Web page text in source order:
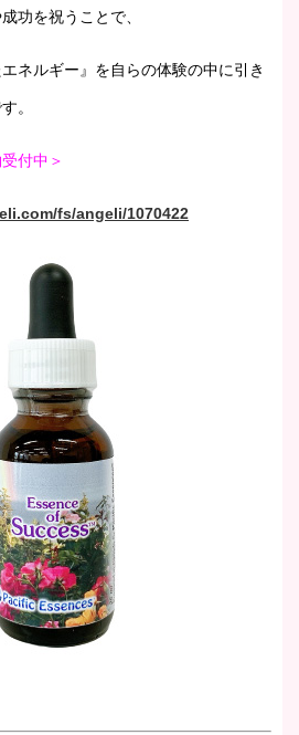
功を祝うことで、
ネルギー』を自らの体験の中に引き
。
付中＞
fs/angeli/1070422